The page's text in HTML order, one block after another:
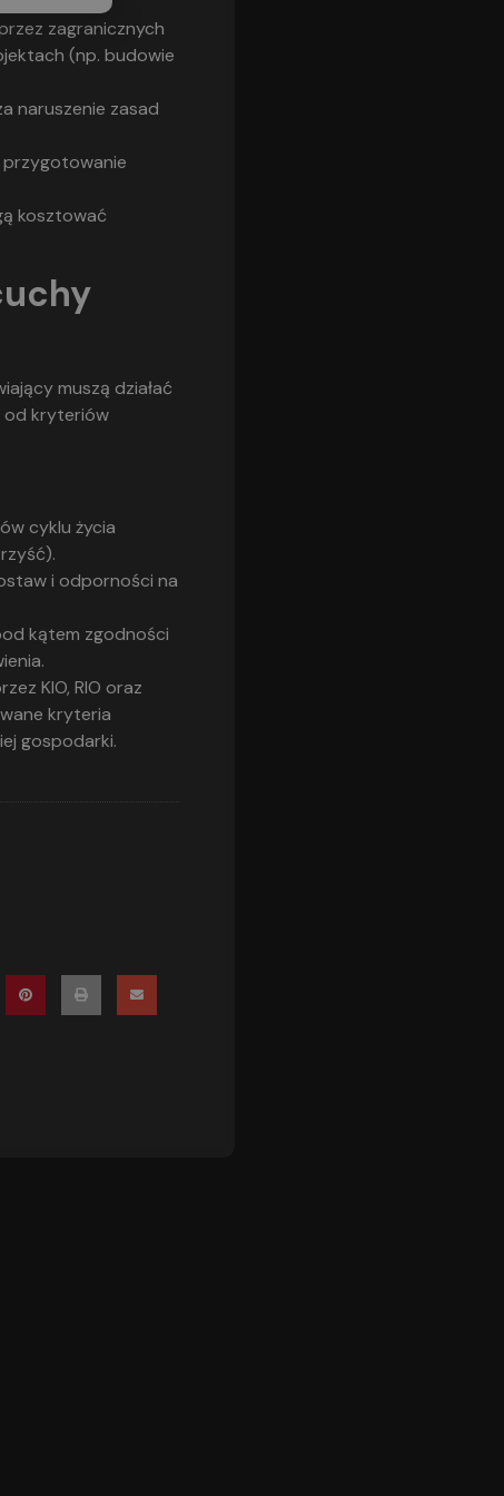
zagranicznych
(np. budowie
naruszenie zasad
kosztować
muszą działać
od kryteriów
cyklu życia
i odporności na
kątem zgodności
KIO, RIO oraz
kryteria
gospodarki.